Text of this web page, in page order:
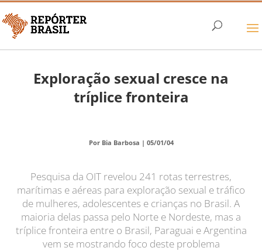
Exploração sexual cresce na
tríplice fronteira
Por Bia Barbosa | 05/01/04
Pesquisa da OIT revelou 241 rotas terrestres,
marítimas e aéreas para exploração sexual e tráfico
de mulheres, adolescentes e crianças no Brasil. A
maioria delas passa pelo Norte e Nordeste, mas a
tríplice fronteira entre o Brasil, Paraguai e Argentina
vem se mostrando foco deste problema